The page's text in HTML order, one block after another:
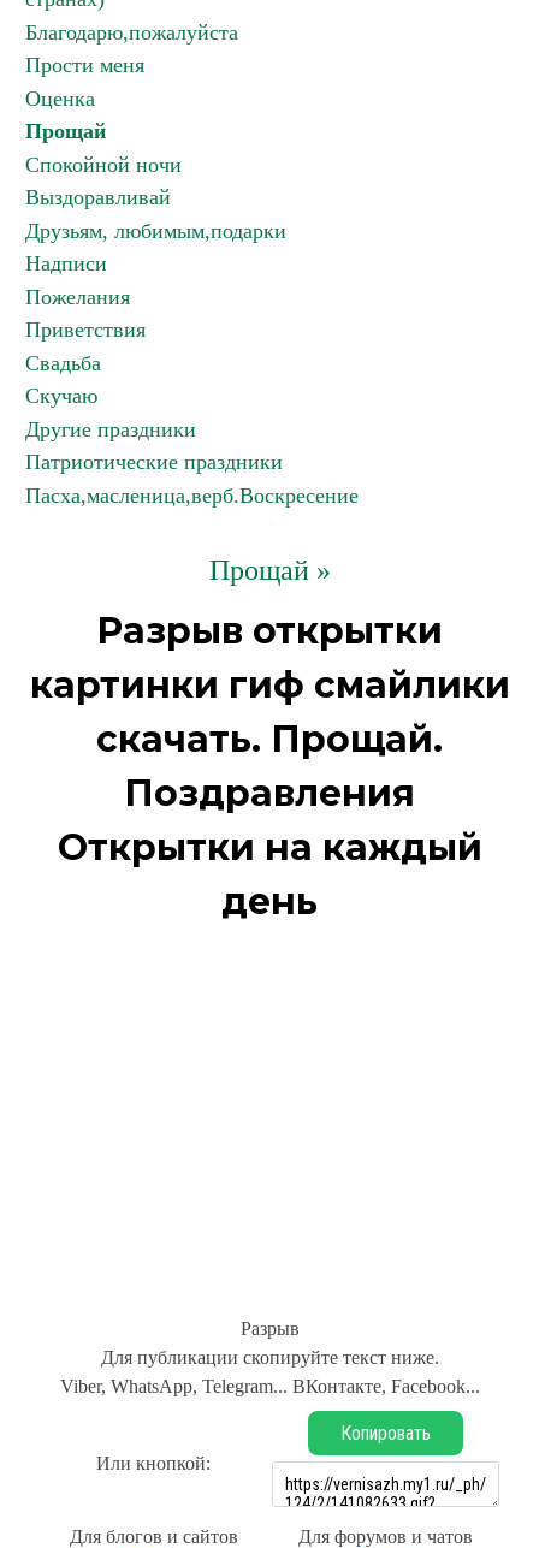
Благодарю,пожалуйста
Прости меня
Оценка
Прощай
Спокойной ночи
Выздоравливай
Друзьям, любимым,подарки
Надписи
Пожелания
Приветствия
Свадьба
Скучаю
Другие праздники
Патриотические праздники
Пасха,масленица,верб.Воскресение
Прощай »
Разрыв открытки
картинки гиф смайлики
скачать. Прощай.
Поздравления
Открытки на каждый
день
Разрыв
Для публикации скопируйте текст ниже.
Viber, WhatsApp, Telegram... ВКонтакте, Facebook...
Или кнопкой:
Копировать
Для блогов и сайтов Для форумов и чатов